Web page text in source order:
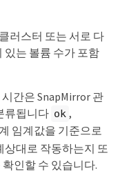
러스터 또는 서로 다
있는 볼륨 수가 포함
간은 SnapMirror 관
류됩니다 ok ,
임계값을 기준으로
상대로 작동하는지 또
인할 수 있습니다.